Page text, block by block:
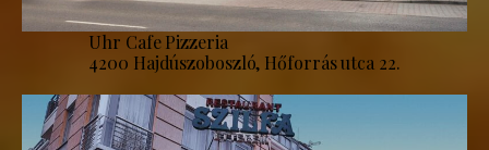
Uhr Cafe Pizzeria
4200 Hajdúszoboszló, Hőforrás utca 22.